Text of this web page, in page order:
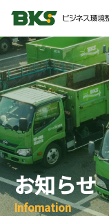
お知らせ
Infomation